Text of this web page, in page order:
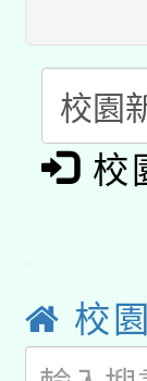
「
有
薪
轉
用
動
桃
開
校
校